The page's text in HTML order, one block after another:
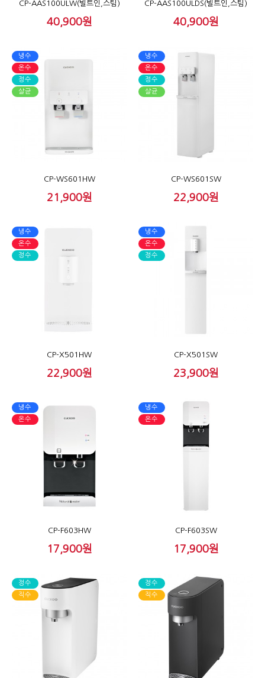
CP-AAS100ULW(빌트인,스팀)
40,900원
CP-AAS100ULDS(빌트인,스팀)
40,900원
CP-WS601HW
21,900원
냉수
온수
정수
살균
CP-WS601SW
22,900원
냉수
온수
정수
살균
CP-X501HW
22,900원
냉수
온수
정수
CP-X501SW
23,900원
냉수
온수
정수
CP-F603HW
17,900원
냉수
온수
CP-F603SW
17,900원
냉수
온수
정수
직수
정수
직수